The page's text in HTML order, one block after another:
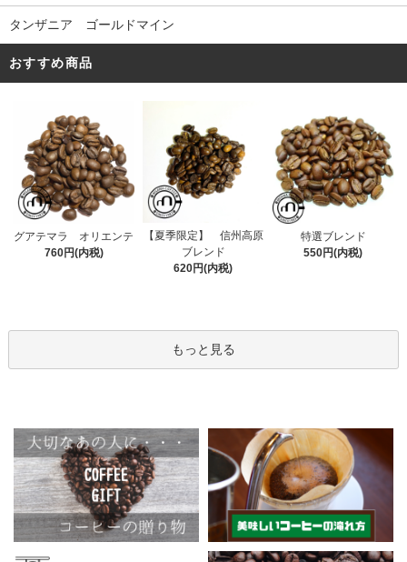
タンザニア ゴールドマイン
おすすめ商品
グアテマラ オリエンテ
760円(内税)
【夏季限定】 信州高原
ブレンド
620円(内税)
特選ブレンド
550円(内税)
もっと見る